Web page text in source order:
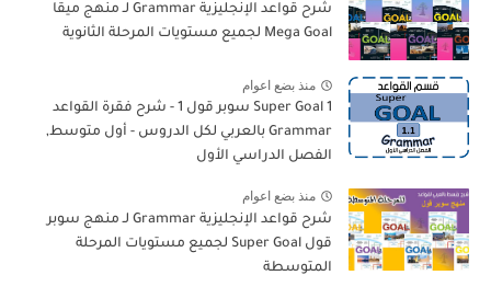
شرح قواعد الإنجليزية Grammar لـ منهج ميقا
Mega Goal لجميع مستويات المرحلة الثانوية
منذ بضع اعوام
Super Goal 1 سوبر قول 1 - شرح فقرة القواعد
Grammar بالعربي لكل الدروس - أول متوسط,
الفصل الدراسي الأول
منذ بضع اعوام
شرح قواعد الإنجليزية Grammar لـ منهج سوبر
قول Super Goal لجميع مستويات المرحلة
المتوسطة